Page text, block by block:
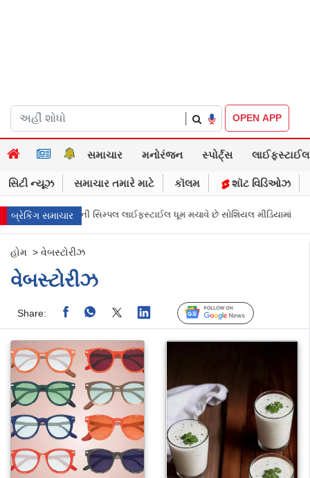
OPEN APP
સમાચાર મનોરંજન સ્પોર્ટ્સ લાઈફસ્ટાઈલ
સિટી ન્યૂઝ સમાચાર તમારે માટે કૉલમ શૉટ વિડિઓઝ
બ્રેકિંગ સમાચાર
ધૂમ મચાવે છે સોશિયલ મીડિયામાં માર્ક ઝુકરબર્ગે માની Metaની ભૂલ,
હોમ > વેબસ્ટોરીઝ
વેબસ્ટોરીઝ
Share: Linked Follow Us